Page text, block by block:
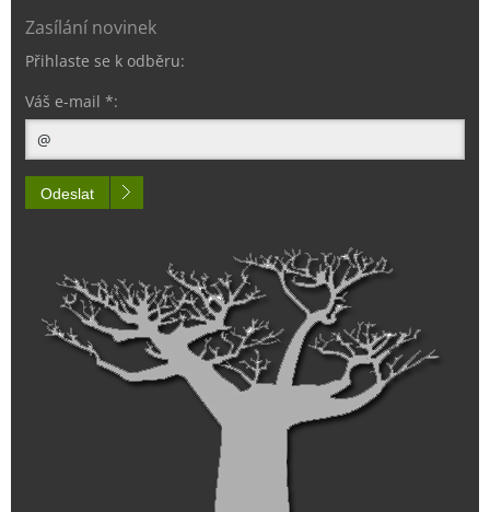
Zasílání novinek
Přihlaste se k odběru:
Váš e-mail *:
Odeslat